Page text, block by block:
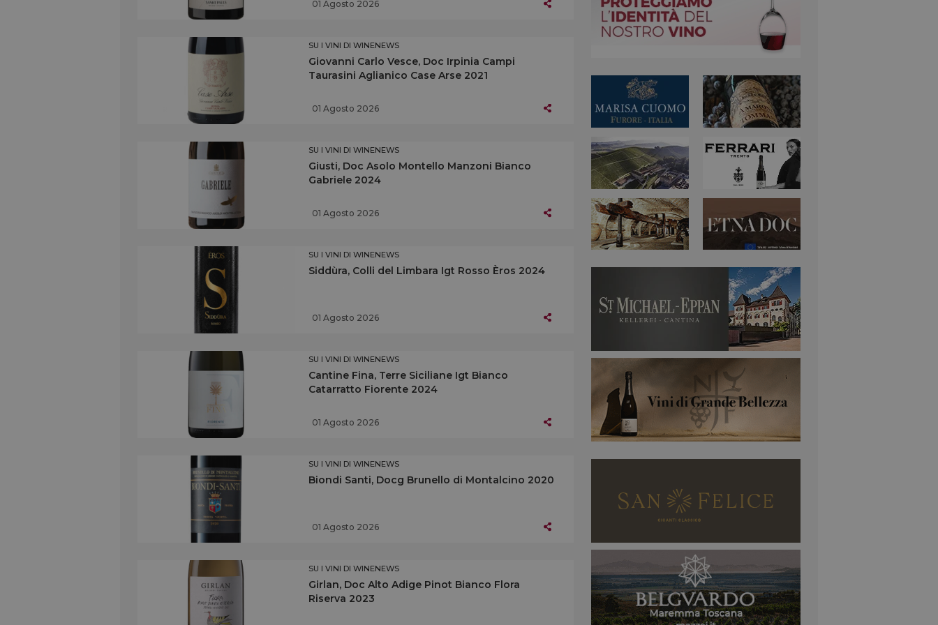
01 Agosto 2026
SU I VINI DI WINENEWS
Giovanni Carlo Vesce, Doc Irpinia Campi
Taurasini Aglianico Case Arse 2021
01 Agosto 2026
SU I VINI DI WINENEWS
Giusti, Doc Asolo Montello Manzoni Bianco
Gabriele 2024
01 Agosto 2026
SU I VINI DI WINENEWS
Siddùra, Colli del Limbara Igt Rosso Èros 2024
01 Agosto 2026
SU I VINI DI WINENEWS
Cantine Fina, Terre Siciliane Igt Bianco
Catarratto Fiorente 2024
01 Agosto 2026
SU I VINI DI WINENEWS
Biondi Santi, Docg Brunello di Montalcino 2020
01 Agosto 2026
SU I VINI DI WINENEWS
Girlan, Doc Alto Adige Pinot Bianco Flora
Riserva 2023